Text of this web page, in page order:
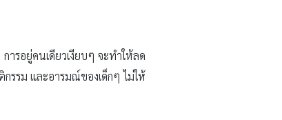
ารอยู่คนเดียวเงียบๆ จะทำให้ลด
รรม และอารมณ์ของเด็กๆ ไม่ให้